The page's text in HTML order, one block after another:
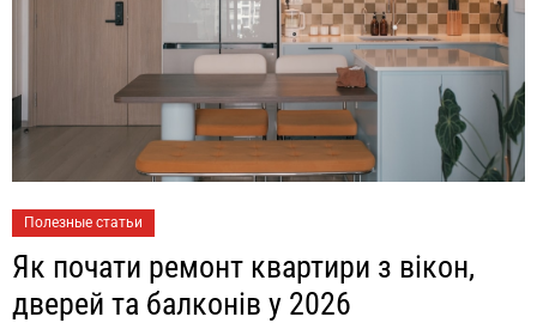
Полезные статьи
Як почати ремонт квартири з вікон,
дверей та балконів у 2026